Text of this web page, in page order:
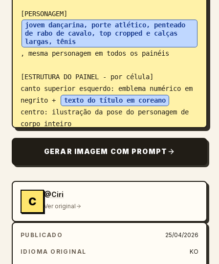
jovem dançarina, porte atlético, penteado
de rabo de cavalo, top cropped e calças
largas, tênis
, mesma personagem em todos os painéis
[ESTRUTURA DO PAINEL - por célula]
canto superior esquerdo: emblema numérico em
negrito +
texto do título em coreano
centro: ilustração da pose do personagem de
corpo inteiro
texto da descrição em coreano (3-4 linhas)
[SETAS / INDICADORES DE MOVIMENTO]
setas curvas, setas retas, indicadores de
GERAR IMAGEM COM PROMPT
C
@Ciri
Ver original
PUBLICADO 25/04/2026
IDIOMA ORIGINAL KO